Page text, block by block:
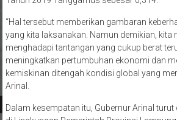
“Hal tersebut memberikan gambaran
yang kita laksanakan. Namun demikian, kita
menghadapi tantangan yang cukup berat
meningkatkan pertumbuhan ekonomi dan
kemiskinan ditengah kondisi global yang
Arinal.
Dalam kesempatan itu, Gubernur Arinal turut